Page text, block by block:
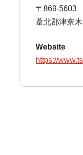
〒869-5603
葦北郡津奈
Website
https://